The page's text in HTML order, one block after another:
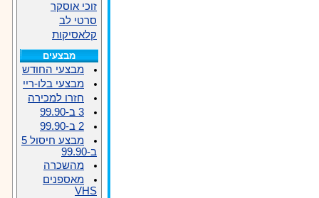
זוכי אוסקר
סרטי לב
קלאסיקות
מבצעים
מבצעי החודש
מבצעי בלו-ריי
חזרו למכירה
3 ב-99.90
2 ב-99.90
מבצע חיסול 5
ב-99.90
מהשכרה
מאספנים
VHS